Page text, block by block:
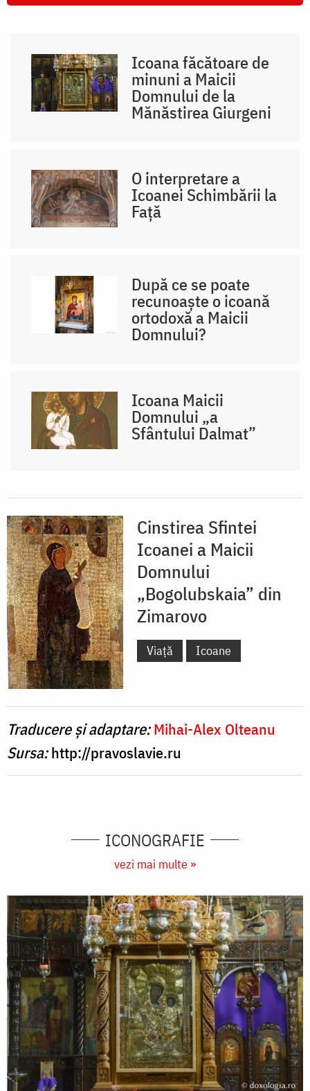
Icoana făcătoare de
minuni a Maicii
Domnului de la
Mănăstirea Giurgeni
O interpretare a
Icoanei Schimbării la
Față
După ce se poate
recunoaște o icoană
ortodoxă a Maicii
Domnului?
Icoana Maicii
Domnului „a
Sfântului Dalmat”
Cinstirea Sfintei
Icoanei a Maicii
Domnului
„Bogolubskaia” din
Zimarovo
Viață Icoane
Traducere și adaptare:Mihai-Alex Olteanu
Sursa:http://pravoslavie.ru
ICONOGRAFIE
vezi mai multe »